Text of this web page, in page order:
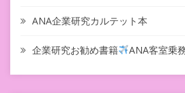
ANA企業研究カルテット本
企業研究お勧め書籍 ANA客室乗